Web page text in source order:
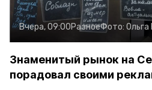
Вчера, 09:00РазноеФото:
Знаменитый рынок на
порадовал своими